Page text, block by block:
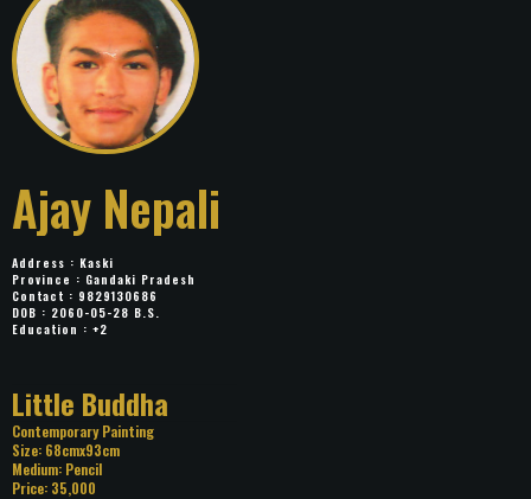
Ajay Nepali
Address : Kaski
Province : Gandaki Pradesh
Contact : 9829130686
DOB : 2060-05-28 B.S.
Education : +2
Title: Little Buddha
Category: Contemporary Painting
Size: 68cmx93cm
Medium: Pencil
Price: 35,000